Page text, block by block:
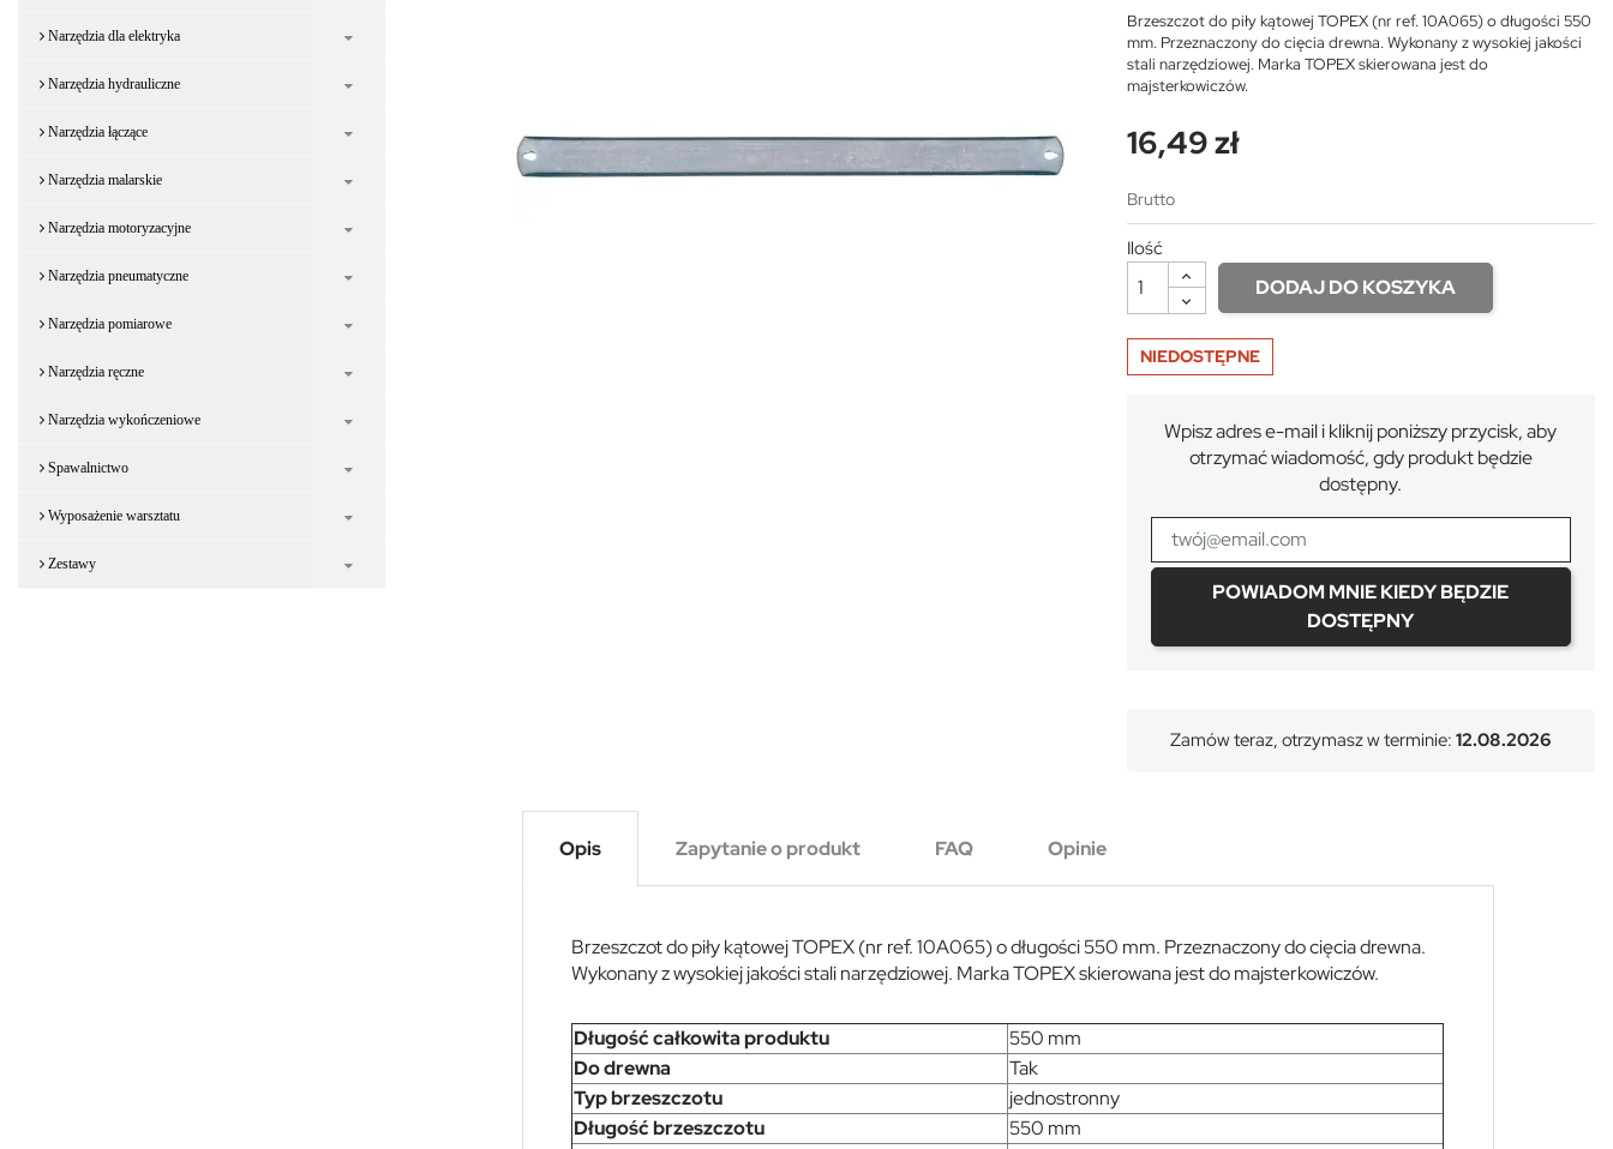
Narzędzia dla elektryka
Narzędzia hydrauliczne
Narzędzia łączące
Narzędzia malarskie
Narzędzia motoryzacyjne
Narzędzia pneumatyczne
Narzędzia pomiarowe
Narzędzia ręczne
Narzędzia wykończeniowe
Spawalnictwo
Wyposażenie warsztatu
Zestawy
Brzeszczot do piły kątowej TOPEX (nr ref. 10A065) o długości 550
mm. Przeznaczony do cięcia drewna. Wykonany z wysokiej jakości
stali narzędziowej. Marka TOPEX skierowana jest do
majsterkowiczów.
16,49 zł
Brutto
Ilość
DODAJ DO KOSZYKA
NIEDOSTĘPNE
Wpisz adres e-mail i kliknij poniższy przycisk, aby
otrzymać wiadomość, gdy produkt będzie
dostępny.
POWIADOM MNIE KIEDY BĘDZIE
DOSTĘPNY
Zamów teraz, otrzymasz w terminie: 12.08.2026
Opis Zapytanie o produkt FAQ Opinie
Brzeszczot do piły kątowej TOPEX (nr ref. 10A065) o długości 550 mm. Przeznaczony do cięcia drewna.
Wykonany z wysokiej jakości stali narzędziowej. Marka TOPEX skierowana jest do majsterkowiczów.
Długość całkowita produktu
550 mm
Do drewna
Tak
Typ brzeszczotu
jednostronny
Długość brzeszczotu
550 mm